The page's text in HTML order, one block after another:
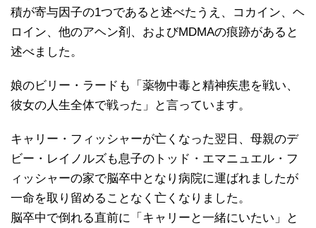
積が寄与因子の1つであると述べたうえ、コカイン、ヘ
ロイン、他のアヘン剤、およびMDMAの痕跡があると
述べました。
娘のビリー・ラードも「薬物中毒と精神疾患を戦い、
彼女の人生全体で戦った」と言っています。
キャリー・フィッシャーが亡くなった翌日、母親のデ
ビー・レイノルズも息子のトッド・エマニュエル・フ
ィッシャーの家で脳卒中となり病院に運ばれましたが
一命を取り留めることなく亡くなりました。
脳卒中で倒れる直前に「キャリーと一緒にいたい」と